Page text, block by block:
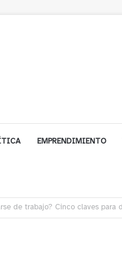
EMPRENDIMIENTO
para avanzar en la